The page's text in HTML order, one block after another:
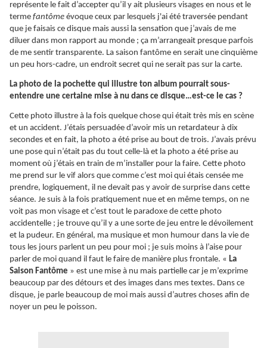
représente le fait d’accepter qu’il y ait plusieurs visages en nous et le
terme fantôme évoque ceux par lesquels j'ai été traversée pendant
que je faisais ce disque mais aussi la sensation que j’avais de me
diluer dans mon rapport au monde ; ça m’arrangeait presque parfois
de me sentir transparente. La saison fantôme en serait une cinquième
un peu hors-cadre, un endroit secret qui ne serait pas sur la carte.
La photo de la pochette qui illustre ton album pourrait sous-
entendre une certaine mise à nu dans ce disque…est-ce le cas ?
Cette photo illustre à la fois quelque chose qui était très mis en scène
et un accident. J’étais persuadée d’avoir mis un retardateur à dix
secondes et en fait, la photo a été prise au bout de trois. J’avais prévu
une pose qui n’était pas du tout celle-là et la photo a été prise au
moment où j’étais en train de m’installer pour la faire. Cette photo
me prend sur le vif alors que comme c’est moi qui étais censée me
prendre, logiquement, il ne devait pas y avoir de surprise dans cette
séance. Je suis à la fois pratiquement nue et en même temps, on ne
voit pas mon visage et c’est tout le paradoxe de cette photo
accidentelle ; je trouve qu’il y a une sorte de jeu entre le dévoilement
et la pudeur. En général, ma musique et mon humour dans la vie de
tous les jours parlent un peu pour moi ; je suis moins à l’aise pour
parler de moi quand il faut le faire de manière plus frontale. « La
Saison Fantôme » est une mise à nu mais partielle car je m’exprime
beaucoup par des détours et des images dans mes textes. Dans ce
disque, je parle beaucoup de moi mais aussi d’autres choses afin de
noyer un peu le poisson.